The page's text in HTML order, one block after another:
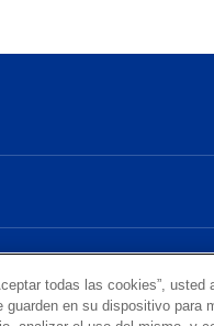
s s s
todas las cookies”, usted
guarden en su dispositivo para